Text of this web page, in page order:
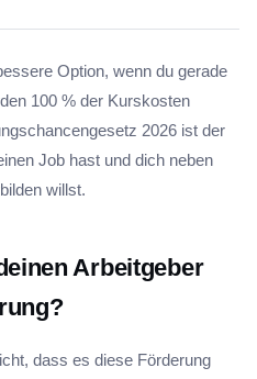
Option, wenn du gerade
100 % der Kurskosten
2026 ist der
Job hast und dich neben
willst.
Arbeitgeber
dass es diese Förderung